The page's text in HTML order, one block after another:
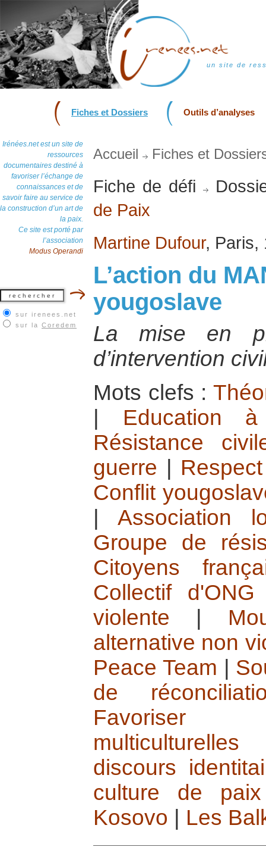
un site de
Fiches et Dossiers Outils d’analyses
Irénées.net est un site de
ressources
documentaires destiné à
favoriser l’échange de
connaissances et de
savoir faire au service de
la construction d’un art de
la paix.
Ce site est porté par
l’association
Modus Operandi
sur irenees.net
sur la Coredem
Accueil Fiches et
Fiche de défi
de Paix
Martine Dufour, Paris,
L’action du
yougoslave
La mise en
d’intervention
Mots clefs :
Education
Résistance
guerre
Conflit
Association
Groupe de
Citoyens
Collectif d'ONG
violente
alternative non
Peace Team
de
Favoriser
multiculturelles
discours
culture de paix
Kosovo
Les